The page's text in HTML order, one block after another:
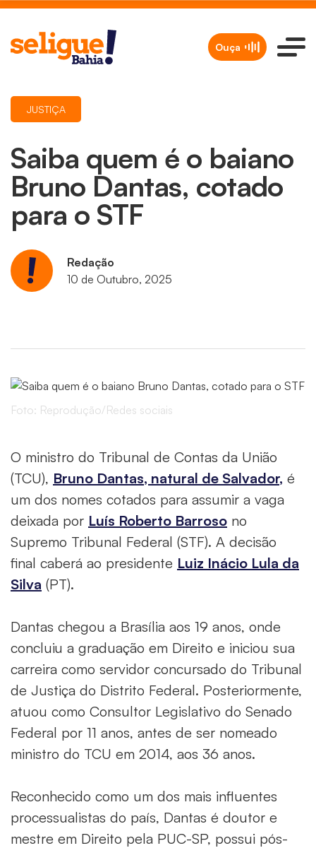
Ouça
Saiba quem é o baiano
Bruno Dantas, cotado
para o STF
JUSTIÇA
Redação
10 de Outubro, 2025
Foto: Reprodução/Redes sociais
O ministro do Tribunal de Contas da União
(TCU), Bruno Dantas, natural de Salvador, é
um dos nomes cotados para assumir a vaga
deixada por Luís Roberto Barroso no
Supremo Tribunal Federal (STF). A decisão
final caberá ao presidente Luiz Inácio Lula da
Silva (PT).
Dantas chegou a Brasília aos 19 anos, onde
concluiu a graduação em Direito e iniciou sua
carreira como servidor concursado do Tribunal
de Justiça do Distrito Federal. Posteriormente,
atuou como Consultor Legislativo do Senado
Federal por 11 anos, antes de ser nomeado
ministro do TCU em 2014, aos 36 anos.
Reconhecido como um dos mais influentes
processualistas do país, Dantas é doutor e
mestre em Direito pela PUC-SP, possui pós-